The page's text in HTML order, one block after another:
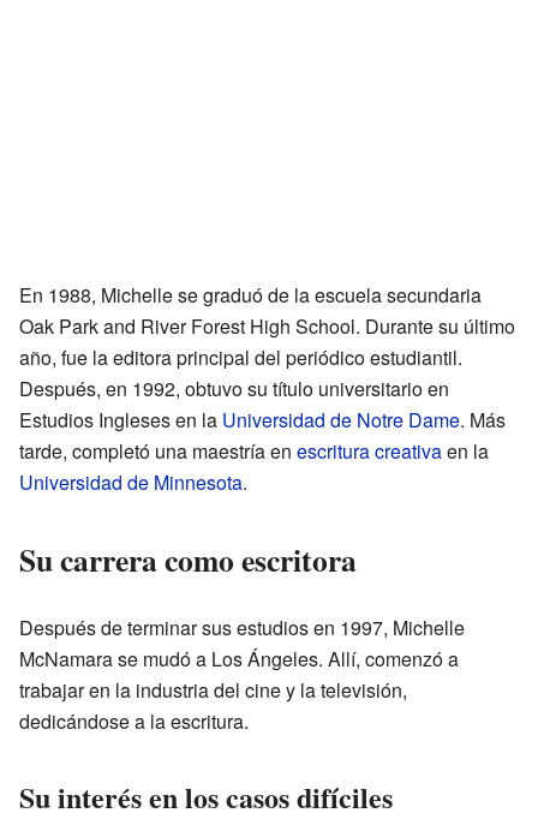
En 1988, Michelle se graduó de la escuela secundaria
Oak Park and River Forest High School. Durante su último
año, fue la editora principal del periódico estudiantil.
Después, en 1992, obtuvo su título universitario en
Estudios Ingleses en la Universidad de Notre Dame. Más
tarde, completó una maestría en escritura creativaen la
Universidad de Minnesota.
Su carrera como escritora
Después de terminar sus estudios en 1997, Michelle
McNamara se mudó a Los Ángeles. Allí, comenzó a
trabajar en la industria del cine y la televisión,
dedicándose a la escritura.
Su interés en los casos difíciles